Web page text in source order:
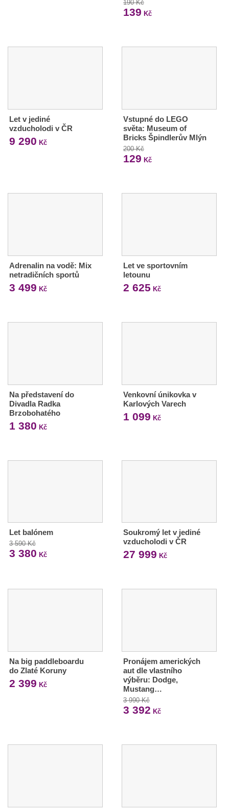
190 Kč
139 Kč
Let v jediné
vzducholodi v ČR
9 290 Kč
Vstupné do LEGO
světa: Museum of
Bricks Špindlerův Mlýn
200 Kč
129 Kč
Adrenalin na vodě: Mix
netradičních sportů
3 499 Kč
Let ve sportovním
letounu
2 625 Kč
Na představení do
Divadla Radka
Brzobohatého
1 380 Kč
Venkovní únikovka v
Karlových Varech
1 099 Kč
Let balónem
3 590 Kč
3 380 Kč
Soukromý let v jediné
vzducholodi v ČR
27 999 Kč
Na big paddleboardu
do Zlaté Koruny
2 399 Kč
Pronájem amerických
aut dle vlastního
výběru: Dodge,
Mustang…
3 990 Kč
3 392 Kč